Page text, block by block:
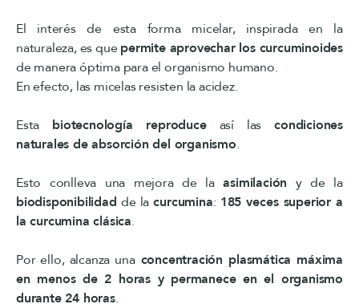
El interés de esta forma micelar, inspirada en la
naturaleza, es quepermite aprovechar los curcuminoides
de manera óptima para el organismo humano.
En efecto, las micelas resisten la acidez.
Esta biotecnología reproduceasí lascondiciones
naturales de absorción del organismo.
Esto conlleva una mejora de laasimilación y de la
biodisponibilidad de lacurcumina: 185 veces superior a
la curcumina clásica.
Por ello, alcanza unaconcentración plasmática máxima
en menos de 2 horas y permanece en el organismo
durante 24 horas.